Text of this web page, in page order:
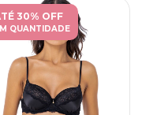
30% OFF
QUANTIDADE